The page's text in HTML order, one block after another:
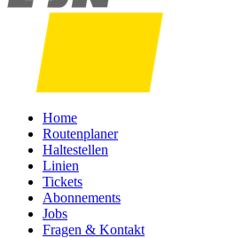
Home
Routenplaner
Haltestellen
Linien
Tickets
Abonnements
Jobs
Fragen & Kontakt